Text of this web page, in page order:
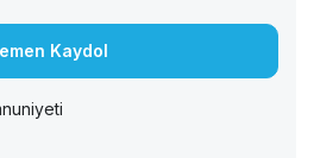
Kaydol